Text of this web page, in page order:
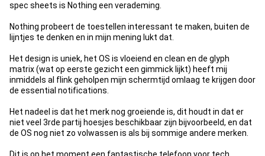
spec sheets is Nothing een verademing.
Nothing probeert de toestellen interessant te maken, buiten de
lijntjes te denken en in mijn mening lukt dat.
Het design is uniek, het OS is vloeiend en clean en de glyph
matrix (wat op eerste gezicht een gimmick lijkt) heeft mij
inmiddels al flink geholpen mijn schermtijd omlaag te krijgen door
de essential notifications.
Het nadeel is dat het merk nog groeiende is, dit houdt in dat er
niet veel 3rde partij hoesjes beschikbaar zijn bijvoorbeeld, en dat
de OS nog niet zo volwassen is als bij sommige andere merken.